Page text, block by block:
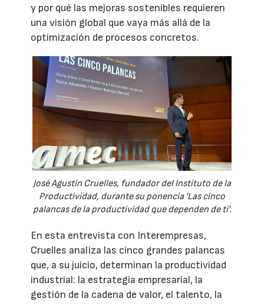
y por qué las mejoras sostenibles requieren
una visión global que vaya más allá de la
optimización de procesos concretos.
José Agustín Cruelles, fundador del Instituto de la
Productividad, durante su ponencia 'Las cinco
palancas de la productividad que dependen de ti'.
En esta entrevista con Interempresas,
Cruelles analiza las cinco grandes palancas
que, a su juicio, determinan la productividad
industrial: la estrategia empresarial, la
gestión de la cadena de valor, el talento, la